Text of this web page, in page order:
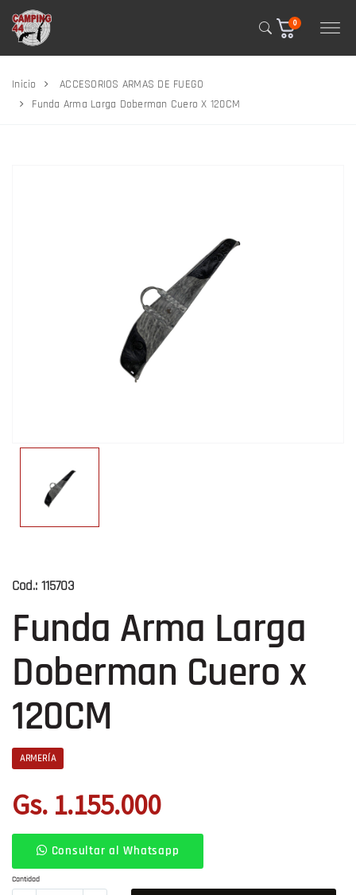
0
Inicio
ACCESORIOS ARMAS DE FUEGO
Funda Arma Larga Doberman Cuero X 120CM
Cod.: 115703
Funda Arma Larga
Doberman Cuero x
120CM
ARMERÍA
Gs. 1.155.000
Consultar al Whatsapp
Cantidad